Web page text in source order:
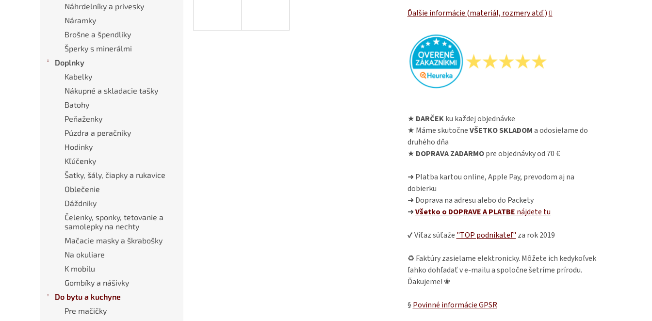
Náhrdelníky a prívesky
Náramky
Brošne a špendlíky
Šperky s minerálmi
Doplnky
Kabelky
Nákupné a skladacie tašky
Batohy
Peňaženky
Púzdra a peračníky
Hodinky
Kľúčenky
Šatky, šály, čiapky a rukavice
Oblečenie
Dáždniky
Čelenky, sponky, tetovanie a
samolepky na nechty
Mačacie masky a škrabošky
Na okuliare
K mobilu
Gombíky a nášivky
Do bytu a kuchyne
Pre mačičky
Ďalšie informácie (materiál, rozmery atď.)
★ DARČEKku každej objednávke
★ Máme skutočneVŠETKO SKLADOMa odosielame do
druhého dňa
★ DOPRAVA ZADARMOpre objednávky od 70 €
➜ Platba kartou online, Apple Pay, prevodom aj na
dobierku
➜ Doprava na adresu alebo do Packety
➜Všetko o DOPRAVE A PLATBE nájdete tu
✔ Víťaz súťaže "TOP podnikateľ" za rok 2019
♻ Faktúry zasielame elektronicky. Môžete ich kedykoľvek
ľahko dohľadať v e-mailu a spoločne šetríme prírodu.
Ďakujeme! ❀
§ Povinné informácie GPSR